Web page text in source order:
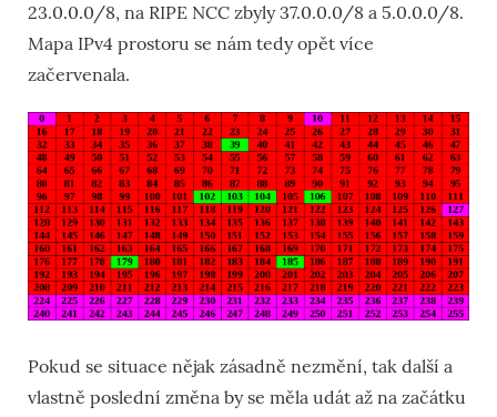
23.0.0.0/8, na RIPE NCC zbyly 37.0.0.0/8 a 5.0.0.0/8.
Mapa IPv4 prostoru se nám tedy opět více
začervenala.
Pokud se situace nějak zásadně nezmění, tak další a
vlastně poslední změna by se měla udát až na začátku